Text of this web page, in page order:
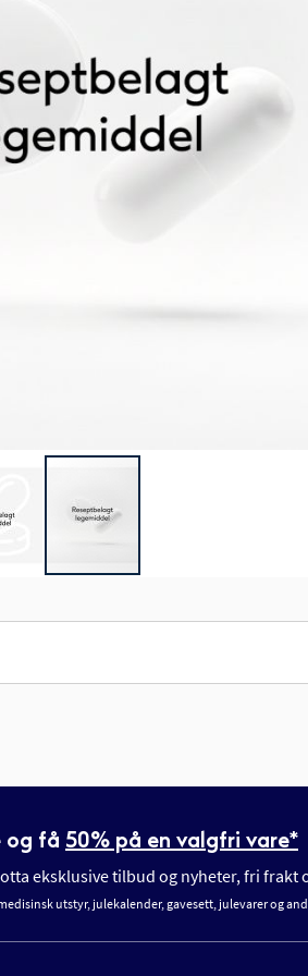
og få 50% på en valgfri vare*
eksklusive tilbud og nyheter, fri
utstyr, julekalender, gavesett, julevarer og